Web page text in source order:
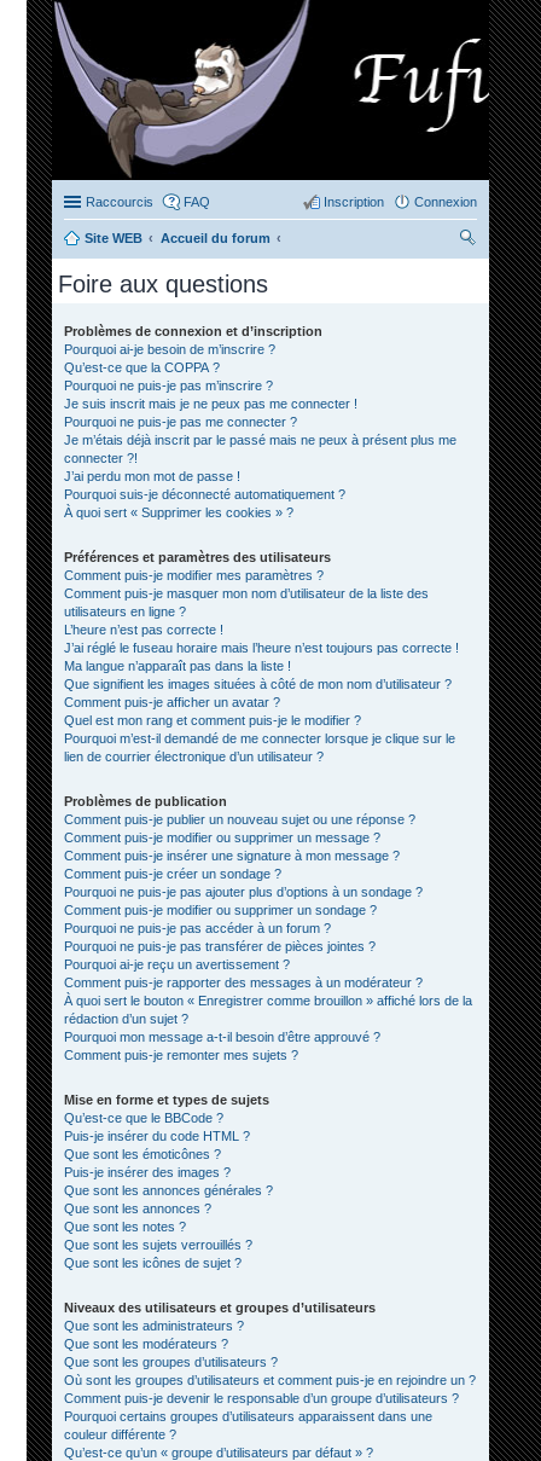
Raccourcis FAQ Connexion
Inscription
Site WEB
Accueil du forum
Foire aux questions
Problèmes de connexion et d’inscription
Pourquoi ai-je besoin de m’inscrire ?
Qu’est-ce que la COPPA ?
Pourquoi ne puis-je pas m’inscrire ?
Je suis inscrit mais je ne peux pas me connecter !
Pourquoi ne puis-je pas me connecter ?
Je m’étais déjà inscrit par le passé mais ne peux à présent plus me
connecter ?!
J’ai perdu mon mot de passe !
Pourquoi suis-je déconnecté automatiquement ?
À quoi sert « Supprimer les cookies » ?
Préférences et paramètres des utilisateurs
Comment puis-je modifier mes paramètres ?
Comment puis-je masquer mon nom d’utilisateur de la liste des
utilisateurs en ligne ?
L’heure n’est pas correcte !
J’ai réglé le fuseau horaire mais l’heure n’est toujours pas correcte !
Ma langue n’apparaît pas dans la liste !
Que signifient les images situées à côté de mon nom d’utilisateur ?
Comment puis-je afficher un avatar ?
Quel est mon rang et comment puis-je le modifier ?
Pourquoi m’est-il demandé de me connecter lorsque je clique sur le
lien de courrier électronique d’un utilisateur ?
Problèmes de publication
Comment puis-je publier un nouveau sujet ou une réponse ?
Comment puis-je modifier ou supprimer un message ?
Comment puis-je insérer une signature à mon message ?
Comment puis-je créer un sondage ?
Pourquoi ne puis-je pas ajouter plus d’options à un sondage ?
Comment puis-je modifier ou supprimer un sondage ?
Pourquoi ne puis-je pas accéder à un forum ?
Pourquoi ne puis-je pas transférer de pièces jointes ?
Pourquoi ai-je reçu un avertissement ?
Comment puis-je rapporter des messages à un modérateur ?
À quoi sert le bouton « Enregistrer comme brouillon » affiché lors de la
rédaction d’un sujet ?
Pourquoi mon message a-t-il besoin d’être approuvé ?
Comment puis-je remonter mes sujets ?
Mise en forme et types de sujets
Qu’est-ce que le BBCode ?
Puis-je insérer du code HTML ?
Que sont les émoticônes ?
Puis-je insérer des images ?
Que sont les annonces générales ?
Que sont les annonces ?
Que sont les notes ?
Que sont les sujets verrouillés ?
Que sont les icônes de sujet ?
Niveaux des utilisateurs et groupes d’utilisateurs
Que sont les administrateurs ?
Que sont les modérateurs ?
Que sont les groupes d’utilisateurs ?
Où sont les groupes d’utilisateurs et comment puis-je en rejoindre un ?
Comment puis-je devenir le responsable d’un groupe d’utilisateurs ?
Pourquoi certains groupes d’utilisateurs apparaissent dans une
couleur différente ?
Qu’est-ce qu’un « groupe d’utilisateurs par défaut » ?